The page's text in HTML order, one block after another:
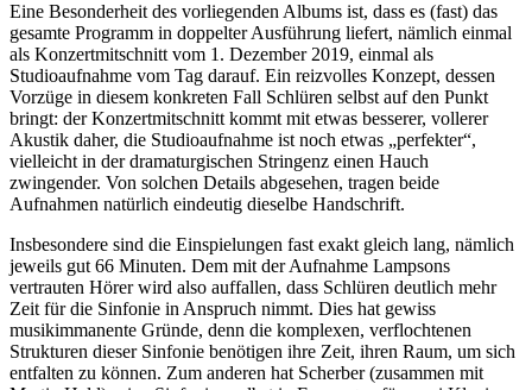
Eine Besonderheit des vorliegenden Albums ist, dass es (fast) das
gesamte Programm in doppelter Ausführung liefert, nämlich einmal
als Konzertmitschnitt vom 1. Dezember 2019, einmal als
Studioaufnahme vom Tag darauf. Ein reizvolles Konzept, dessen
Vorzüge in diesem konkreten Fall Schlüren selbst auf den Punkt
bringt: der Konzertmitschnitt kommt mit etwas besserer, vollerer
Akustik daher, die Studioaufnahme ist noch etwas „perfekter“,
vielleicht in der dramaturgischen Stringenz einen Hauch
zwingender. Von solchen Details abgesehen, tragen beide
Aufnahmen natürlich eindeutig dieselbe Handschrift.
Insbesondere sind die Einspielungen fast exakt gleich lang, nämlich
jeweils gut 66 Minuten. Dem mit der Aufnahme Lampsons
vertrauten Hörer wird also auffallen, dass Schlüren deutlich mehr
Zeit für die Sinfonie in Anspruch nimmt. Dies hat gewiss
musikimmanente Gründe, denn die komplexen, verflochtenen
Strukturen dieser Sinfonie benötigen ihre Zeit, ihren Raum, um sich
entfalten zu können. Zum anderen hat Scherber (zusammen mit